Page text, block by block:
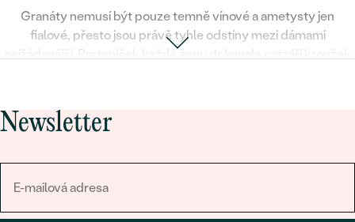
Granáty nemusí být pouze temně vínové a ametysty jen
fialové, přesto jsou právě tyhle odstíny mezi dámami
nejžádanější. Prsteníček každé ženy dokonale rozzáří kroužek
pak dozajista upoutají doplňky s
Hledáte dárek pro ženu narozenou v tomto znamení? V naší
nabídce naleznete
Newsletter